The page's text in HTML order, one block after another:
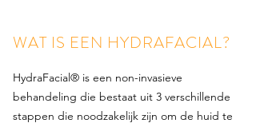
WAT IS EEN HYDRAFACIAL?
HydraFacial® is een non-invasieve
behandeling die bestaat uit 3 verschillende
stappen die noodzakelijk zijn om de huid te